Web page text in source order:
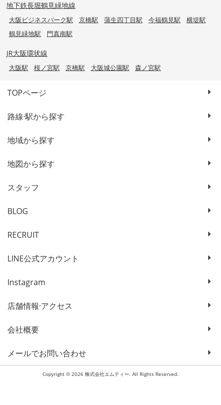
地下鉄長堀鶴見緑地線
大阪ビジネスパーク駅 京橋駅 蒲生四丁目駅 今福鶴見駅
横堤駅
鶴見緑地駅
門真南駅
JR大阪環状線
大阪駅 桜ノ宮駅 京橋駅 大阪城公園駅 森ノ宮駅
TOPページ
路線·駅から探す
地域から探す
地図から探す
スタッフ
BLOG
RECRUIT
LINE公式アカウント
Instagram
店舗情報·アクセス
会社概要
メールでお問い合わせ
Copyright © 2026 株式会社エムティー. All Rights Reserved.